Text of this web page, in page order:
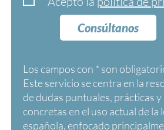
Consúltanos
Los campos con * son